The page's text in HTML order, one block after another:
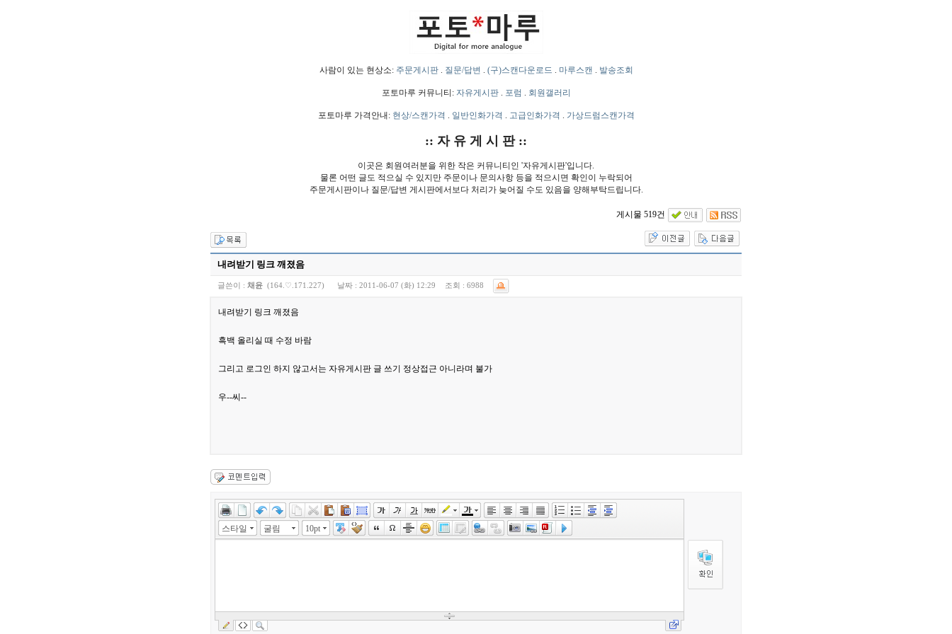
사람이 있는 현상소: 주문게시판. 질문/답변 . (구)스캔다운로드 . 마루스캔 . 발송조회
포토마루 커뮤니티: 자유게시판. 포럼 . 회원갤러리
포토마루 가격안내: 현상/스캔가격 . 일반인화가격 . 고급인화가격 . 가상드럼스캔가격
:: 자 유 게 시 판 ::
이곳은 회원여러분을 위한 작은 커뮤니티인 '자유게시판'입니다.
물론 어떤 글도 적으실 수 있지만 주문이나 문의사항 등을 적으시면 확인이 누락되어
주문게시판이나 질문/답변 게시판에서보다 처리가 늦어질 수도 있음을 양해부탁드립니다.
게시물 519건
내려받기 링크 깨졌음
글쓴이 : 채윤 (164.♡.171.227) 날짜 : 2011-06-07 (화) 12:29 조회 : 6988
내려받기 링크 깨졌음
흑백 올리실 때 수정 바람
그리고 로그인 하지 않고서는 자유게시판 글 쓰기 정상접근 아니라며 불가
우--씨--
스타일 굴림 10pt